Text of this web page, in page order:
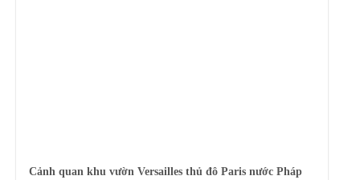
Cảnh quan khu vườn Versailles thủ đô Paris nước Pháp